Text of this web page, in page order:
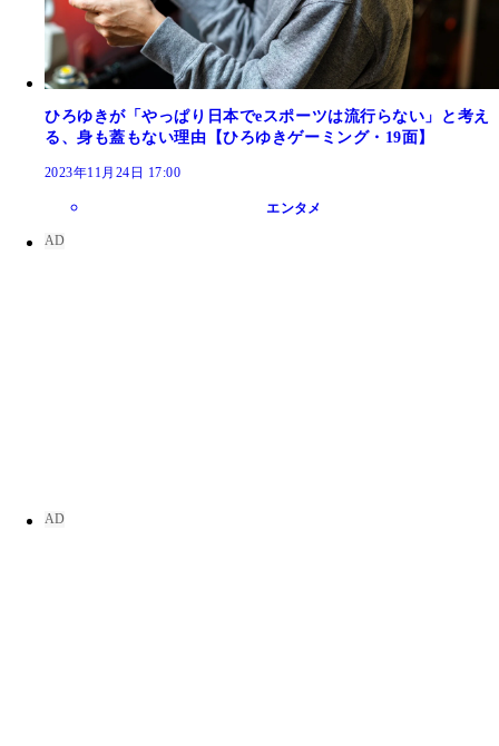
ひろゆきが「やっぱり日本でeスポーツは流行らない」と考え
る、身も蓋もない理由【ひろゆきゲーミング・19面】
2023年11月24日 17:00
エンタメ